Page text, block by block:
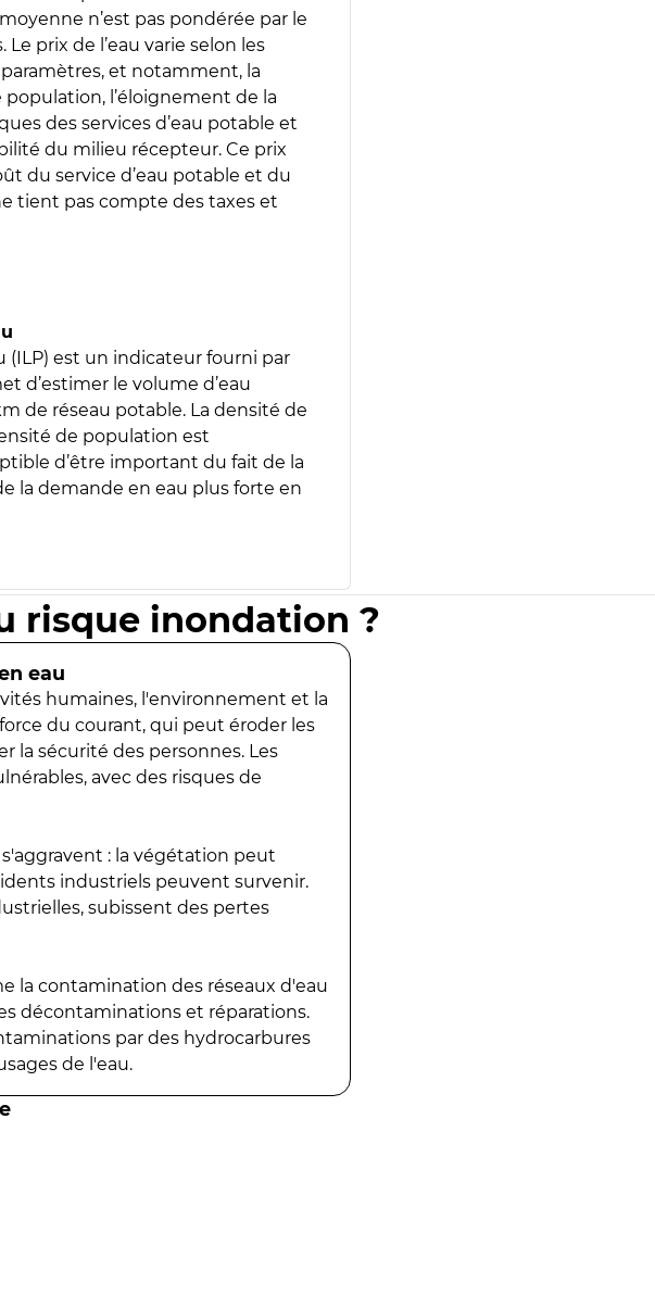
n’est pas pondérée par le
prix de l’eau varie selon les
et notamment, la
l’éloignement de la
des services d’eau potable et
du milieu récepteur. Ce prix
du service d’eau potable et du
tient pas compte des taxes et
(ILP) est un indicateur fourni par
d’estimer le volume d’eau
de réseau potable. La densité de
de population est
d’être important du fait de la
la demande en eau plus forte en
risque inondation ?
eau
humaines, l'environnement et la
du courant, qui peut éroder les
la sécurité des personnes. Les
avec des risques de
: la végétation peut
industriels peuvent survenir.
subissent des pertes
la contamination des réseaux d'eau
décontaminations et réparations.
par des hydrocarbures
de l'eau.